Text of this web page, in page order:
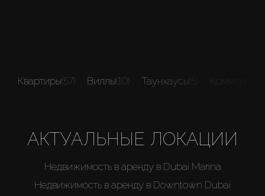
Квартиры(57) Виллы(10) Таунхаусы (5)
АКТУАЛЬНЫЕ ЛОКАЦИИ
Недвижимость в аренду в Dubai Marina
Недвижимость в аренду в Downtown Dubai